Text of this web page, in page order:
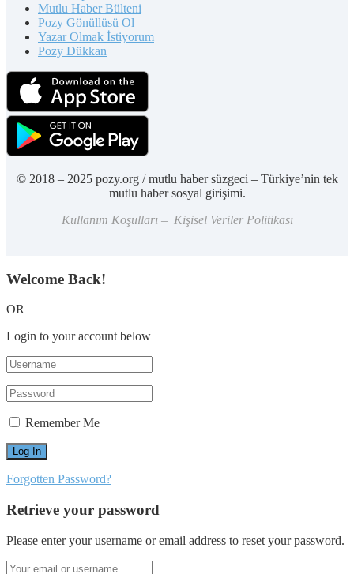
Mutlu Haber Bülteni
Pozy Gönüllüsü Ol
Yazar Olmak İstiyorum
Pozy Dükkan
© 2018 – 2025 pozy.org / mutlu haber süzgeci – Türkiye’nin tek
mutlu haber sosyal girişimi.
Kullanım Koşulları – Kişisel Veriler Politikası
Welcome Back!
OR
Login to your account below
Remember Me
Forgotten Password?
Retrieve your password
Please enter your username or email address to reset your password.